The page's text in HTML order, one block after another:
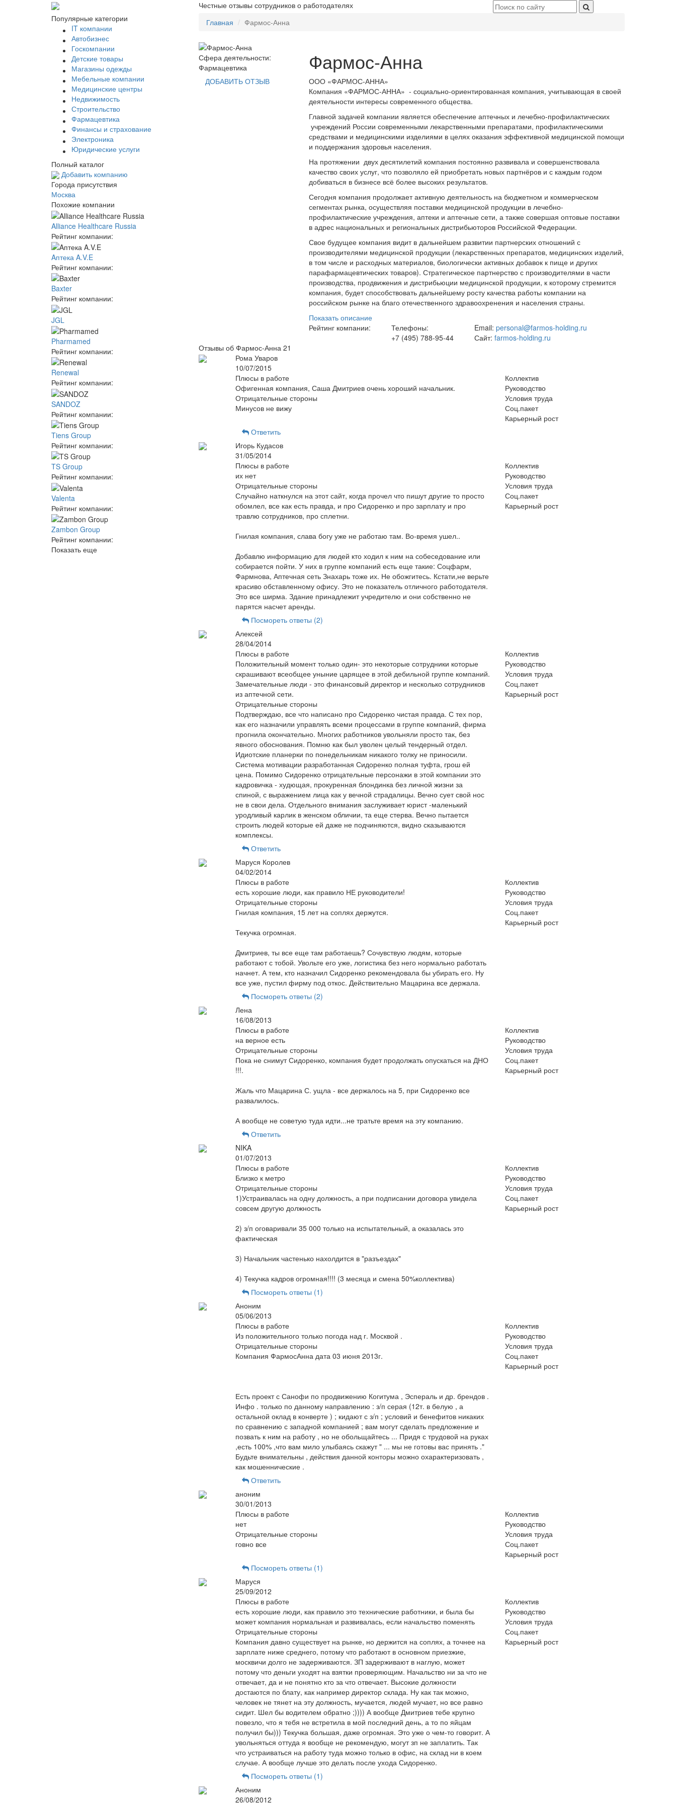
Честные отзывы сотрудников о работодателях
Популярные категории
IT компании
Автобизнес
Госкомпании
Детские товары
Магазины одежды
Мебельные компании
Медицинские центры
Недвижимость
Строительство
Фармацевтика
Финансы и страхование
Электроника
Юридические услуги
Полный каталог
Добавить компанию
Города присутствия
Москва
Похожие компании
Alliance Healthcare Russia
Рейтинг компании:
Aптека A.V.E
Рейтинг компании:
Baxter
Рейтинг компании:
JGL
Pharmamed
Рейтинг компании:
Renewal
Рейтинг компании:
SANDOZ
Рейтинг компании:
Tiens Group
Рейтинг компании:
TS Group
Рейтинг компании:
Valenta
Рейтинг компании:
Zambon Group
Рейтинг компании:
Показать еще
Главная Фармос-Анна
Сфера деятельности:
Фармацевтика
ДОБАВИТЬ ОТЗЫВ
Фармос-Анна
ООО «ФАРМОС-АННА»
Компания «ФАРМОС-АННА» - социально-ориентированная компания, учитывающая в своей
деятельности интересы современного общества.
Главной задачей компании является обеспечение аптечных и лечебно-профилактических
учреждений России современными лекарственными препаратами, профилактическими
средствами и медицинскими изделиями в целях оказания эффективной медицинской помощи
и поддержания здоровья населения.
На протяжении двух десятилетий компания постоянно развивала и совершенствовала
качество своих услуг, что позволяло ей приобретать новых партнёров и с каждым годом
добиваться в бизнесе всё более высоких результатов.
Сегодня компания продолжает активную деятельность на бюджетном и коммерческом
сегментах рынка, осуществляя поставки медицинской продукции в лечебно-
профилактические учреждения, аптеки и аптечные сети, а также совершая оптовые поставки
в адрес национальных и региональных дистрибьюторов Российской Федерации.
Свое будущее компания видит в дальнейшем развитии партнерских отношений с
производителями медицинской продукции (лекарственных препаратов, медицинских изделий,
в том числе и расходных материалов, биологически активных добавок к пище и других
парафармацевтических товаров). Стратегическое партнерство с производителями в части
производства, продвижения и дистрибьюции медицинской продукции, к которому стремится
компания, будет способствовать дальнейшему росту качества работы компании на
российском рынке на благо отечественного здравоохренения и населения страны.
Показать описание
Рейтинг компании:
Телефоны:
+7 (495) 788-95-44
Email: personal@farmos-holding.ru
Сайт: farmos-holding.ru
Отзывы об Фармос-Анна 21
Рома Уваров
10/07/2015
Плюсы в работе
Офигенная компания, Саша Дмитриев очень хороший начальник.
Отрицательные стороны
Минусов не вижу
Коллектив
Руководство
Условия труда
Соц.пакет
Карьерный рост
Ответить
Игорь Кудасов
31/05/2014
Плюсы в работе
их нет
Отрицательные стороны
Случайно наткнулся на этот сайт, когда прочел что пишут другие то просто
обомлел, все как есть правда, и про Сидоренко и про зарплату и про
травлю сотрудников, про сплетни.
Гнилая компания, слава богу уже не работаю там. Во-время ушел..
Добавлю информацию для людей кто ходил к ним на собеседование или
собирается пойти. У них в группе компаний есть еще такие: Соцфарм,
Фармнова, Аптечная сеть Знахарь тоже их. Не обожгитесь. Кстати,не верьте
красиво обставленному офису. Это не показатель отличного работодателя.
Это все ширма. Здание принадлежит учредителю и они собственно не
парятся насчет аренды.
Коллектив
Руководство
Условия труда
Соц.пакет
Карьерный рост
Посмореть ответы (2)
Алексей
28/04/2014
Плюсы в работе
Положительный момент только один- это некоторые сотрудники которые
скрашивают всеобщее уныние царящее в этой дебильной группе компаний.
Замечательные люди - это финансовый директор и несколько сотрудников
из аптечной сети.
Отрицательные стороны
Подтверждаю, все что написано про Сидоренко чистая правда. С тех пор,
как его назначили управлять всеми процессами в группе компаний, фирма
прогнила окончательно. Многих работников увольняли просто так, без
явного обоснования. Помню как был уволен целый тендерный отдел.
Идиотские планерки по понедельникам никакого толку не приносили.
Система мотивации разработанная Сидоренко полная туфта, грош ей
цена. Помимо Сидоренко отрицательные персонажи в этой компании это
кадровичка - худющая, прокуренная блондинка без личной жизни за
спиной, с выражением лица как у вечной страдалицы. Вечно сует свой нос
не в свои дела. Отдельного внимания заслуживает юрист -маленький
уродливый карлик в женском обличии, та еще стерва. Вечно пытается
строить людей которые ей даже не подчиняются, видно сказываются
комплексы.
Коллектив
Руководство
Условия труда
Соц.пакет
Карьерный рост
Ответить
Маруся Королев
04/02/2014
Плюсы в работе
есть хорошие люди, как правило НЕ руководители!
Отрицательные стороны
Гнилая компания, 15 лет на соплях держутся.
Текучка огромная.
Дмитриев, ты все еще там работаешь? Сочувствую людям, которые
работают с тобой. Увольте его уже, логистика без него нормально работать
начнет. А тем, кто назначил Сидоренко рекомендовала бы убирать его. Ну
все уже, пустил фирму под откос. Действительно Мацарина все держала.
Коллектив
Руководство
Условия труда
Соц.пакет
Карьерный рост
Посмореть ответы (2)
Лена
16/08/2013
Плюсы в работе
на верное есть
Отрицательные стороны
Пока не снимут Сидоренко, компания будет продолжать опускаться на ДНО
!!!.
Жаль что Мацарина С. ущла - все держалось на 5, при Сидоренко все
развалилось.
А вообще не советую туда идти...не тратьте время на эту компанию.
Коллектив
Руководство
Условия труда
Соц.пакет
Карьерный рост
Ответить
NIKA
01/07/2013
Плюсы в работе
Близко к метро
Отрицательные стороны
1)Устраивалась на одну должность, а при подписании договора увидела
совсем другую должность
2) з/п оговаривали 35 000 только на испытательный, а оказалась это
фактическая
3) Начальник частенько нахолдится в "разъездах"
4) Текучка кадров огромная!!!! (3 месяца и смена 50%коллектива)
Коллектив
Руководство
Условия труда
Соц.пакет
Карьерный рост
Посмореть ответы (1)
Аноним
05/06/2013
Плюсы в работе
Из положительного только погода над г. Москвой .
Отрицательные стороны
Компания ФармосАнна дата 03 июня 2013г.
Есть проект с Санофи по продвижению Когитума , Эспераль и др. брендов .
Инфо . только по данному направлению : з/п серая (12т. в белую , а
остальной оклад в конверте ) ; кидают с з/п ; условий и бенефитов никаких
по сравнению с западной компанией ; вам могут сделать предложение и
позвать к ним на работу , но не обольщайтесь ... Придя с трудовой на руках
,есть 100% ,что вам мило улыбаясь скажут " ... мы не готовы вас принять ."
Будьте внимательны , действия данной конторы можно охарактеризовать ,
как мошеннические .
Коллектив
Руководство
Условия труда
Соц.пакет
Карьерный рост
Ответить
аноним
30/01/2013
Плюсы в работе
нет
Отрицательные стороны
говно все
Коллектив
Руководство
Условия труда
Соц.пакет
Карьерный рост
Посмореть ответы (1)
Маруся
25/09/2012
Плюсы в работе
есть хорошие люди, как правило это технические работники, и была бы
может компания нормальная и развивалась, если начальство поменять
Отрицательные стороны
Компания давно существует на рынке, но держится на соплях, а точнее на
зарплате ниже среднего, потому что работают в основном приезжие,
москвичи долго не задерживаются. ЗП задерживают в наглую, может
потому что деньги уходят на взятки проверяющим. Начальство ни за что не
отвечает, да и не понятно кто за что отвечает. Высокие должности
достаются по блату, как например директор склада. Ну как так можно,
человек не тянет на эту должность, мучается, людей мучает, но все равно
сидит. Шел бы водителем обратно ;)))) А вообще Дмитриев тебе крупно
повезло, что я тебя не встретила в мой последний день, а то по яйцам
получил бы))) Текучка большая, даже огромная. Это уже о чем-то говорит. А
увольняться оттуда я вообще не рекомендую, могут зп не заплатить. Так
что устраиваться на работу туда можно только в офис, на склад ни в коем
случае. А вообще лучше это делать после ухода Сидоренко.
Коллектив
Руководство
Условия труда
Соц.пакет
Карьерный рост
Посмореть ответы (1)
Аноним
26/08/2012